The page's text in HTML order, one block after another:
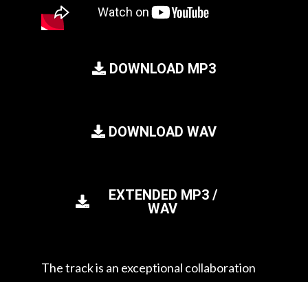
DOWNLOAD MP3
DOWNLOAD WAV
EXTENDED MP3 /
WAV
The track is an exceptional collaboration